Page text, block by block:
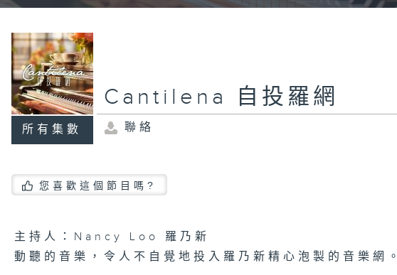
所有集數
Cantilena 自投羅網
聯絡
您喜歡這個節目嗎?
主持人：Nancy Loo 羅乃新
動聽的音樂，令人不自覺地投入羅乃新精心泡製的音樂網。